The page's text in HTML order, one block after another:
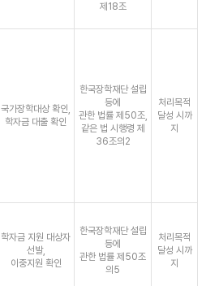
제18조
국가장학대상 확인,
학자금 대출 확인
한국장학재단 설립
등에
관한 법률 제50조,
같은 법 시행령 제
36조의2
처리목적
달성 시까
지
학자금 지원 대상자
선발,
이중지원 확인
한국장학재단 설립
등에
관한 법률 제50조
의5
처리목적
달성 시까
지